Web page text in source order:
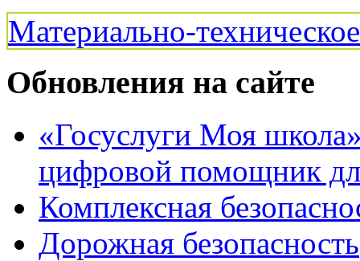
Материально-
Обновления на сайте
«Госуслуги Моя
цифровой помощник
Комплексная
Дорожная безопасность